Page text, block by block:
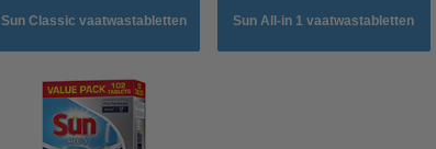
Sun Classic vaatwastabletten Sun All-in 1 vaatwastabletten